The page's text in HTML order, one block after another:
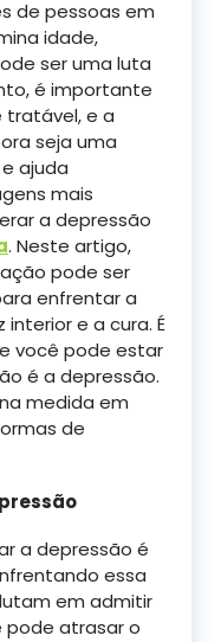
de pessoas em
idade,
ser uma luta
é importante
tratável, e a
seja uma
ajuda
mais
a depressão
. Neste artigo,
pode ser
enfrentar a
e a cura. É
você pode estar
é a depressão.
medida em
de
a depressão é
essa
em admitir
pode atrasar o